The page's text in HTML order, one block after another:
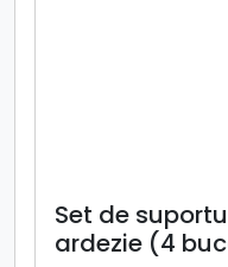
Set de
ardezie (4